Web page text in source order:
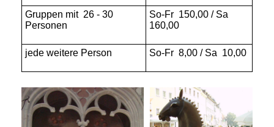
Gruppen mit 26 - 30
Personen
So-Fr 150,00 / Sa
160,00
jede weitere Person So-Fr 8,00 / Sa 10,00